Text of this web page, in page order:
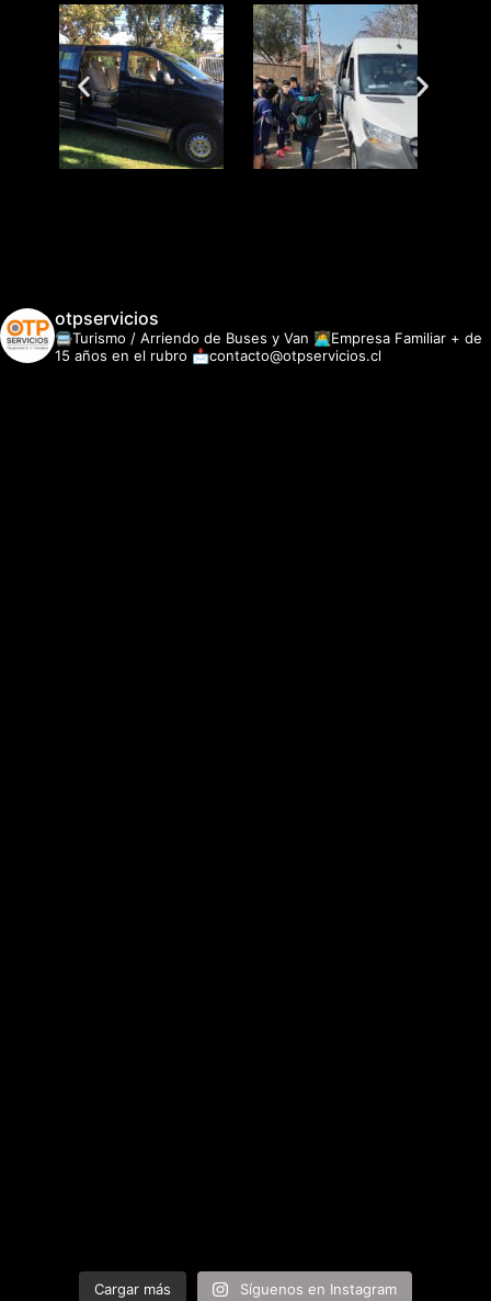
otpservicios
🚍Turismo / Arriendo de Buses y Van 👩‍💻Empresa Familiar + de
15 años en el rubro 📩contacto@otpservicios.cl
Cargar más Síguenos en Instagram